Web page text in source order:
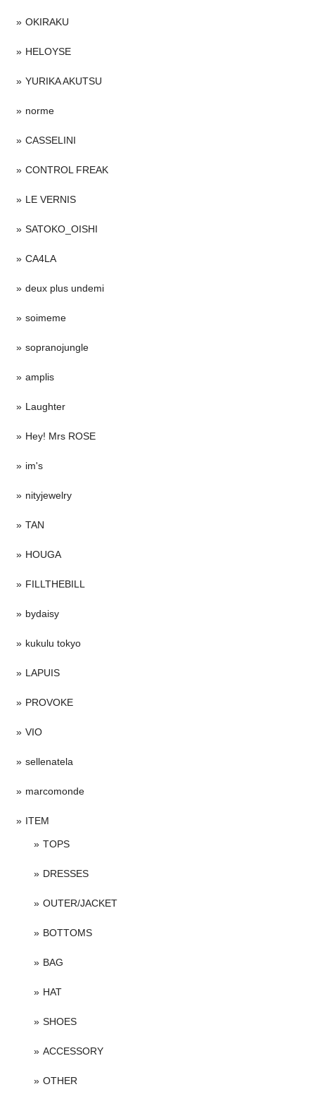
OKIRAKU
HELOYSE
YURIKA AKUTSU
norme
CASSELINI
CONTROL FREAK
LE VERNIS
SATOKO_OISHI
CA4LA
deux plus undemi
soimeme
sopranojungle
amplis
Laughter
Hey! Mrs ROSE
im's
nityjewelry
TAN
HOUGA
FILLTHEBILL
bydaisy
kukulu tokyo
LAPUIS
PROVOKE
VIO
sellenatela
marcomonde
ITEM
TOPS
DRESSES
OUTER/JACKET
BOTTOMS
BAG
HAT
SHOES
ACCESSORY
OTHER